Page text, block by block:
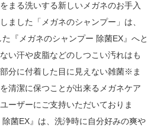
まる洗いする新しいメガネのお手入
ました「メガネのシャンプー」は、
『メガネのシャンプー 除菌EX』へと
い汗や皮脂などのしつこい汚れはも
分に付着した目に見えない雑菌※ま
清潔に保つことが出来るメガネケア
ーザーにご支持いただいておりま
菌EX』は、洗浄時に自分好みの爽や